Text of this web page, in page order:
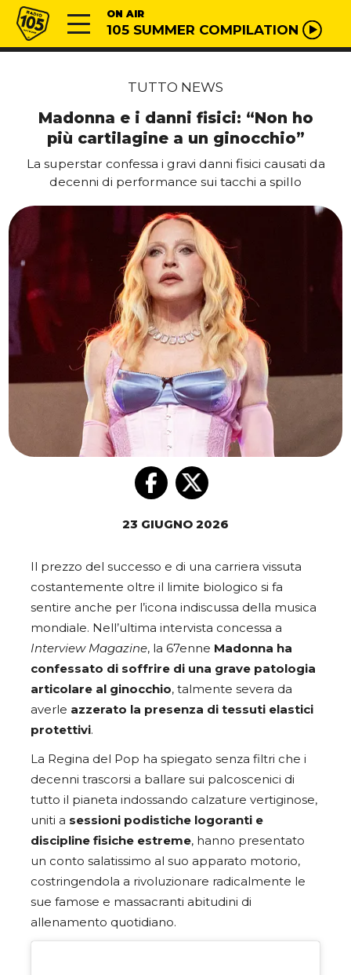
Vai al contenuto
Radio 105 ON AIR
105 SUMMER COMPILATION
TUTTO NEWS
Madonna e i danni fisici: “Non ho
più cartilagine a un ginocchio”
La superstar confessa i gravi danni fisici causati da
decenni di performance sui tacchi a spillo
23 GIUGNO 2026
Il prezzo del successo e di una carriera vissuta
costantemente oltre il limite biologico si fa
sentire anche per l’icona indiscussa della musica
mondiale. Nell’ultima intervista concessa a
Interview Magazine, la 67enne Madonna ha
confessato di soffrire di una grave patologia
articolare al ginocchio, talmente severa da
averle azzerato la presenza di tessuti elastici
protettivi.
La Regina del Pop ha spiegato senza filtri che i
decenni trascorsi a ballare sui palcoscenici di
tutto il pianeta indossando calzature vertiginose,
uniti a sessioni podistiche logoranti e
discipline fisiche estreme, hanno presentato
un conto salatissimo al suo apparato motorio,
costringendola a rivoluzionare radicalmente le
sue famose e massacranti abitudini di
allenamento quotidiano.